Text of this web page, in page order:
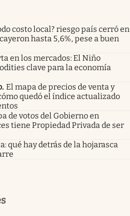
costo local? riesgo país cerró en
hasta 5,6%, pese a buen
en los mercados: El Niño
clave para la economía
. El mapa de precios de venta y
quedó el índice actualizado
de votos del Gobierno en
tiene Propiedad Privada de ser
qué hay detrás de la hojarasca